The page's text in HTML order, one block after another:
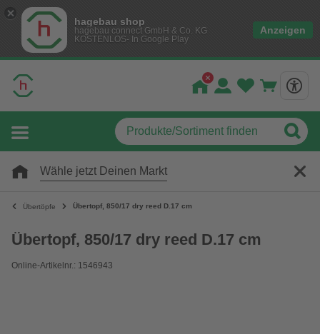
hagebau shop
hagebau connect GmbH & Co. KG
KOSTENLOS- In Google Play
Anzeigen
Wähle jetzt Deinen Markt
Übertöpfe Übertopf, 850/17 dry reed D.17 cm
Übertopf, 850/17 dry reed D.17 cm
Online-Artikelnr.: 1546943